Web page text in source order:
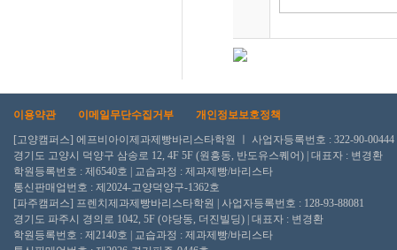
이용약관 이메일무단수집거부
개인정보보호정책
[고양캠퍼스] 에프비아이제과제빵바리스타학원 ㅣ 사업자등록번호 : 322-90-00444
경기도 고양시 덕양구 삼송로 12, 4F 5F (원흥동, 반도유스퀘어) | 대표자 : 변경환
학원등록번호 : 제6540호 | 교습과정 : 제과제빵/바리스타
통신판매업번호 : 제2024-고양덕양구-1362호
[파주캠퍼스] 프렌치제과제빵바리스타학원 | 사업자등록번호 : 128-93-88081
경기도 파주시 경의로 1042, 5F (야당동, 더진빌딩) | 대표자 : 변경환
학원등록번호 : 제2140호 | 교습과정 : 제과제빵/바리스타